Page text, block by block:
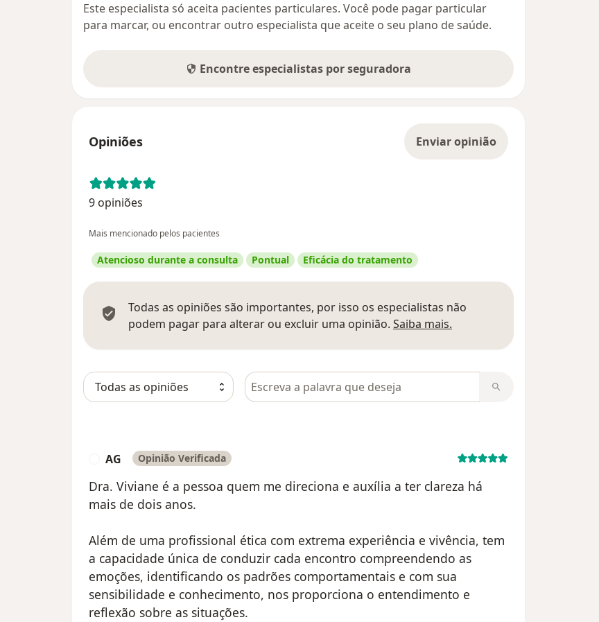
Este especialista só aceita pacientes particulares. Você pode pagar particular
para marcar, ou encontrar outro especialista que aceite o seu plano de saúde.
Encontre especialistas por seguradora
Opiniões Enviar opinião
9 opiniões
Mais mencionado pelos pacientes
Atencioso durante a consulta Pontual Eficácia do tratamento
Todas as opiniões são importantes, por isso os especialistas não
podem pagar para alterar ou excluir uma opinião. Saiba mais.
Pesquisar em opiniões
AG Opinião Verificada
Dra. Viviane é a pessoa quem me direciona e auxília a ter clareza há
mais de dois anos.
Além de uma profissional ética com extrema experiência e vivência, tem
a capacidade única de conduzir cada encontro compreendendo as
emoções, identificando os padrões comportamentais e com sua
sensibilidade e conhecimento, nos proporciona o entendimento e
reflexão sobre as situações.